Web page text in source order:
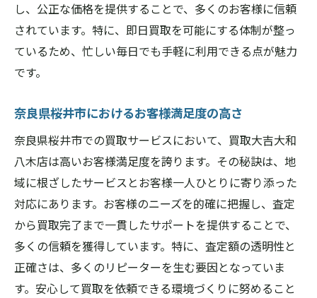
査定時のプロフェッショナルな対応
地域の特性を理解した買取大吉大和八木店の力
を奈良県桜井市で実感
地元のニーズに応えたサービス展開
地域の声を取り入れたサービス改善
現地でのイベント参加による信頼構築
多様なライフスタイルに対応する買取
奈良県桜井市で買取を考えるなら買取大吉大和
八木店のサービス徹底分析
買取プロセスの透明性
お客様の声を反映したサービス
し、公正な価格を提供することで、多くのお客様に信頼
されています。特に、即日買取を可能にする体制が整っ
ているため、忙しい毎日でも手軽に利用できる点が魅力
です。
奈良県桜井市におけるお客様満足度の高さ
奈良県桜井市での買取サービスにおいて、買取大吉大和
八木店は高いお客様満足度を誇ります。その秘訣は、地
域に根ざしたサービスとお客様一人ひとりに寄り添った
対応にあります。お客様のニーズを的確に把握し、査定
から買取完了まで一貫したサポートを提供することで、
多くの信頼を獲得しています。特に、査定額の透明性と
正確さは、多くのリピーターを生む要因となっていま
す。安心して買取を依頼できる環境づくりに努めること